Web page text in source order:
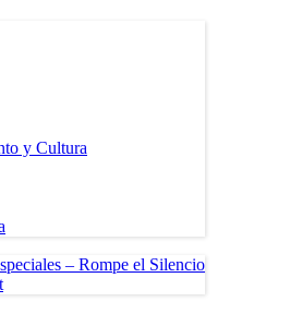
y Cultura
– Rompe el Silencio